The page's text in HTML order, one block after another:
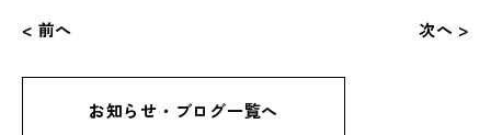
< 前へ 次へ >
お知らせ・ブログ一覧へ